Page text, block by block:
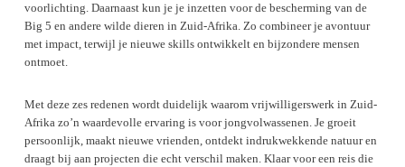
voorlichting. Daarnaast kun je je inzetten voor de bescherming van de
Big 5 en andere wilde dieren in Zuid-Afrika. Zo combineer je avontuur
met impact, terwijl je nieuwe skills ontwikkelt en bijzondere mensen
ontmoet.
Met deze zes redenen wordt duidelijk waarom vrijwilligerswerk in Zuid-
Afrika zo’n waardevolle ervaring is voor jongvolwassenen. Je groeit
persoonlijk, maakt nieuwe vrienden, ontdekt indrukwekkende natuur en
draagt bij aan projecten die echt verschil maken. Klaar voor een reis die